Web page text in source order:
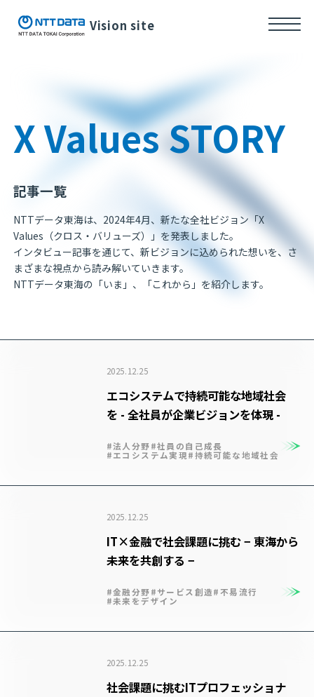
Vision site
X Values STORY
記事一覧
NTTデータ東海は、2024年4月、新たな全社ビジョン「X
Values（クロス・バリューズ）」を発表しました。
インタビュー記事を通じて、新ビジョンに込められた想いを、さ
まざまな視点から読み解いていきます。
NTTデータ東海の「いま」、「これから」を紹介します。
2025.12.25
エコシステムで持続可能な地域社会
を - 全社員が企業ビジョンを体現 -
#法人分野#社員の自己成長
#エコシステム実現#持続可能な地域社会
2025.12.25
IT×金融で社会課題に挑む − 東海から
未来を共創する −
#金融分野#サービス創造#不易流行
#未来をデザイン
2025.12.25
社会課題に挑むITプロフェッショナ